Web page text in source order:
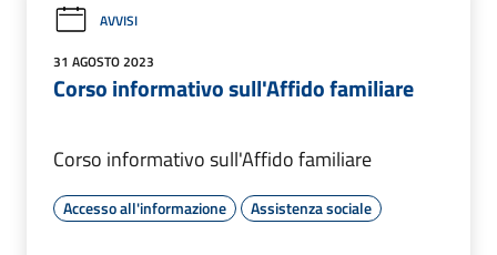
AVVISI
31 AGOSTO 2023
Corso informativo sull'Affido familiare
Corso informativo sull'Affido familiare
Accesso all'informazione Assistenza sociale